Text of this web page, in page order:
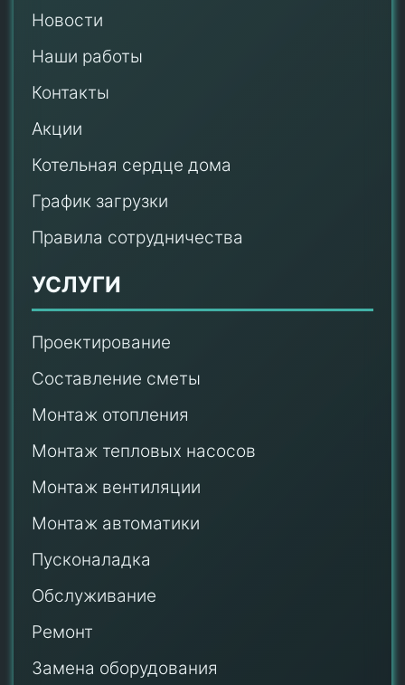
Новости
Наши работы
Контакты
Акции
Котельная сердце дома
График загрузки
Правила сотрудничества
УСЛУГИ
Проектирование
Составление сметы
Монтаж отопления
Монтаж тепловых насосов
Монтаж вентиляции
Монтаж автоматики
Пусконаладка
Обслуживание
Ремонт
Замена оборудования